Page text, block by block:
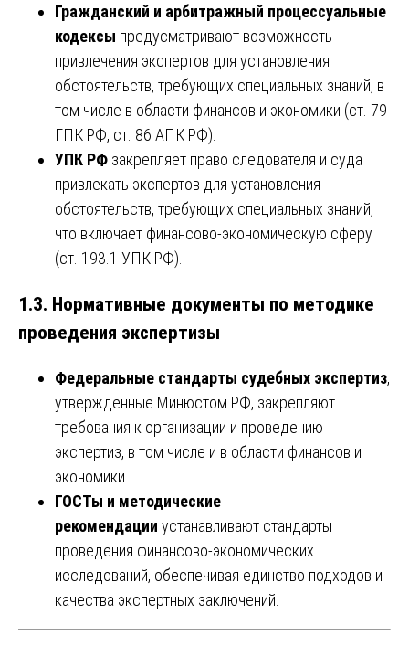
Гражданский и арбитражный процессуальные
кодексы предусматривают возможность
привлечения экспертов для установления
обстоятельств, требующих специальных знаний, в
том числе в области финансов и экономики (ст. 79
ГПК РФ, ст. 86 АПК РФ).
УПК РФ закрепляет право следователя и суда
привлекать экспертов для установления
обстоятельств, требующих специальных знаний,
что включает финансово-экономическую сферу
(ст. 193.1 УПК РФ).
1.3. Нормативные документы по методике
проведения экспертизы
Федеральные стандарты судебных экспертиз,
утвержденные Минюстом РФ, закрепляют
требования к организации и проведению
экспертиз, в том числе и в области финансов и
экономики.
ГОСТы и методические
рекомендации устанавливают стандарты
проведения финансово-экономических
исследований, обеспечивая единство подходов и
качества экспертных заключений.